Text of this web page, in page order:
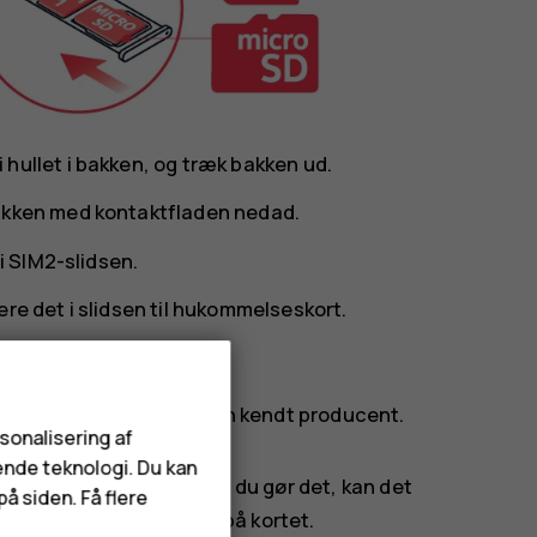
i bakken, og træk bakken ud.
med kontaktfladen nedad.
SIM2-slidsen.
det i slidsen til hukommelseskort.
på op til 512 GB fra en kendt producent.
app bruger det. Hvis du gør det, kan det
de data, der er gemt på kortet.
af
teknologi. Du kan
siden. Få flere